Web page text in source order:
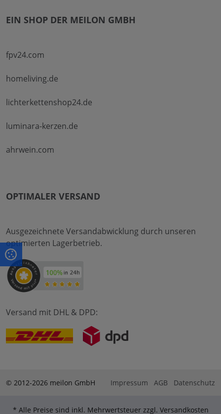
EIN SHOP DER MEILON GMBH
fpv24.com
homeliving.de
lichterkettenshop24.de
luminara-kerzen.de
ahrwein.com
OPTIMALER VERSAND
Ausgezeichnete Versandabwicklung durch unseren
optimierten Lagerbetrieb.
Versand mit DHL & DPD:
© 2012-2026 meilon GmbH Impressum AGB Datenschutz
* Alle Preise sind inkl. Mehrwertsteuer zzgl. Versandkosten